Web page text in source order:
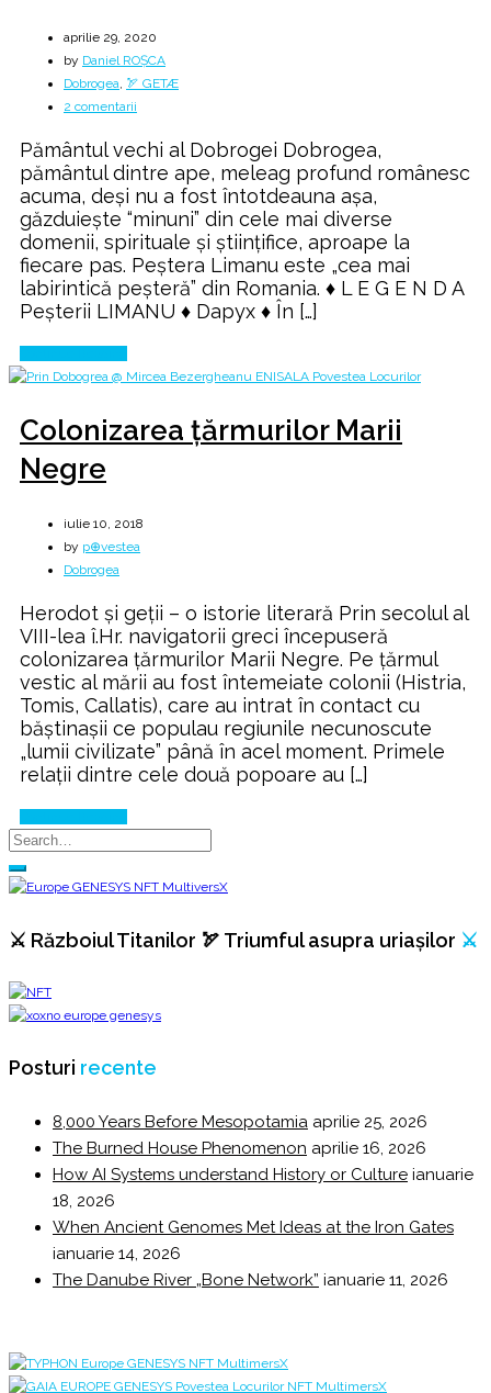
aprilie 29, 2020
by Daniel ROȘCA
Dobrogea 🏹 GETÆ
2 comentarii
urmașul
lui
Burebista.
Pământul vechi al Dobrogei Dobrogea,
pământul dintre ape, meleag profund românesc
acuma, deși nu a fost întotdeauna așa,
găzduiește “minuni” din cele mai diverse
domenii, spirituale și științifice, aproape la
fiecare pas. Peștera Limanu este „cea mai
labirintică peşteră” din Romania. ♦ L E G E N D A
Peșterii LIMANU ♦ Dapyx ♦ În […]
Colonizarea ţărmurilor Marii
Negre
iulie 10, 2018
by p⊕vestea
Dobrogea
Herodot și geții – o istorie literară Prin secolul al
VIII-lea î.Hr. navigatorii greci începuseră
colonizarea ţărmurilor Marii Negre. Pe ţărmul
vestic al mării au fost întemeiate colonii (Histria,
Tomis, Callatis), care au intrat în contact cu
băştinaşii ce populau regiunile necunoscute
„lumii civilizate” până în acel moment. Primele
relaţii dintre cele două popoare au […]
⚔️ Războiul Titanilor 🏹 Triumful asupra uriașilor ⚔️
Posturi recente
8,000 Years Before Mesopotamia aprilie 25, 2026
The Burned House Phenomenon aprilie 16, 2026
How AI Systems understand History or Culture ianuarie
18, 2026
When Ancient Genomes Met Ideas at the Iron Gates
ianuarie 14, 2026
The Danube River „Bone Network” ianuarie 11, 2026